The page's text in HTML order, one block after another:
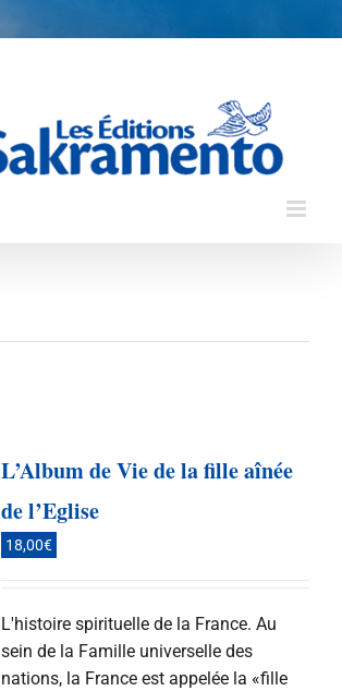
L’Album de Vie de la fille aînée
de l’Eglise
18,00€
L'histoire spirituelle de la France. Au
sein de la Famille universelle des
nations, la France est appelée la «fille